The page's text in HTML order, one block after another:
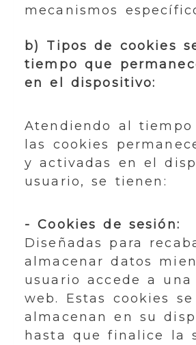
mecanismos
b) Tipos de cookies
tiempo que
en el dispositivo:
Atendiendo al
las cookies
y activadas en el
usuario, se tienen:
- Cookies de sesión:
Diseñadas para
almacenar datos
usuario accede a una
web. Estas cookies se
almacenan en su
hasta que finalice la